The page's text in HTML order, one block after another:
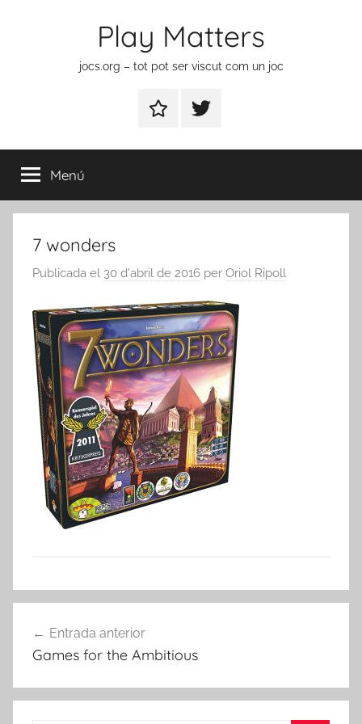
Play Matters
jocs.org – tot pot ser viscut com un joc
ContactarElement
menú
Menú
7 wonders
Publicada el 30 d'abril de 2016 per Oriol Ripoll
d'entrades
Entrada anterior
Games for the Ambitious